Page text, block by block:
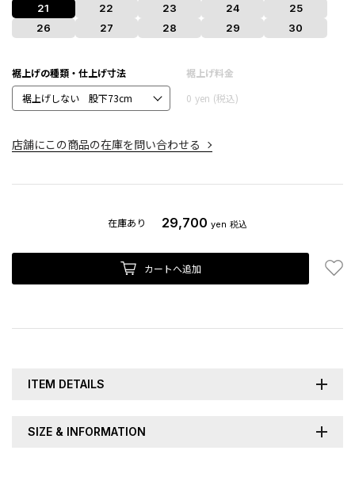
21 22 23 24
25
26
27 28 29 30
裾上げの種類・仕上げ寸法
裾上げ料金
0 yen (税込)
店舗にこの商品の在庫を問い合わせる
在庫あり 29,700 yen 税込
カートへ追加
ITEM DETAILS
SIZE & INFORMATION